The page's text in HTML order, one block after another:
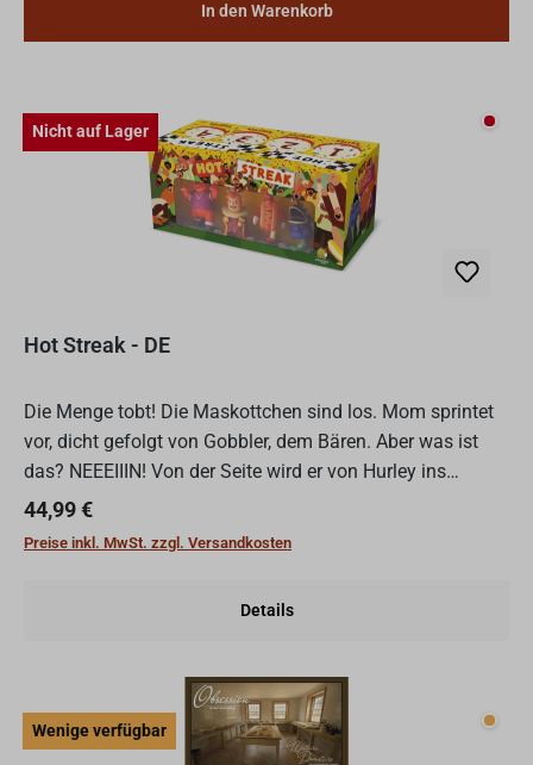
In den Warenkorb
Nicht auf Lager Nicht
Hot Streak - DE
Die Menge tobt! Die Maskottchen sind los. Mom sprintet
vor, dicht gefolgt von Gobbler, dem Bären. Aber was ist
das? NEEEIIIN! Von der Seite wird er von Hurley ins
Straucheln gebracht. Stöhnen. Die Hälfte vom Publikum...
Regulärer Preis:
44,99 €
Preise inkl. MwSt. zzgl. Versandkosten
Details
Wenige verfügbar